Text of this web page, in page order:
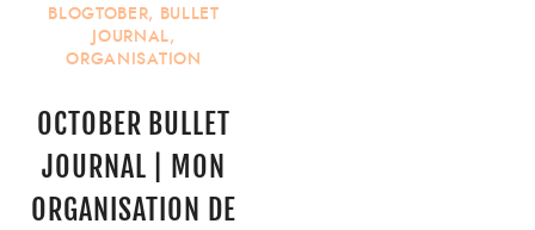
BLOGTOBER, BULLET
JOURNAL,
ORGANISATION
OCTOBER BULLET
JOURNAL | MON
ORGANISATION DE